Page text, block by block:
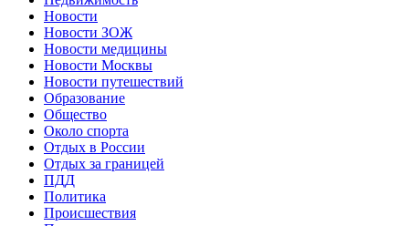
Новости
Новости ЗОЖ
Новости медицины
Новости Москвы
Новости путешествий
Образование
Общество
Около спорта
Отдых в России
Отдых за границей
ПДД
Политика
Происшествия